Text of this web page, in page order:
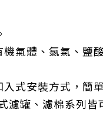
氣體、氯氣、鹽
式安裝方式，簡
濾罐、濾棉系列皆